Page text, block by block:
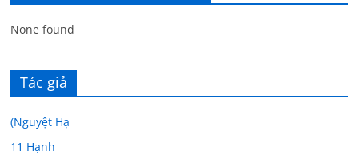
None found
Tác giả
(Nguyệt Hạ
11 Hạnh